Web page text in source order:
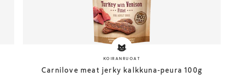
KOIRANRUOAT
Carnilove meat jerky kalkkuna-peura 100g